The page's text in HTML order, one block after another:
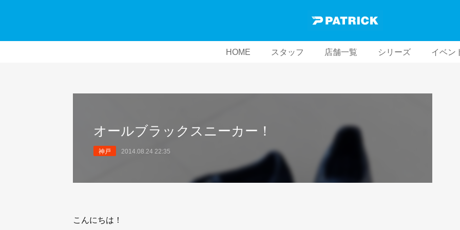
HOME スタッフ 店舗一覧 シリーズ イベン
オールブラックスニーカー！
神戸 2014.08.24 22:35
こんにちは！